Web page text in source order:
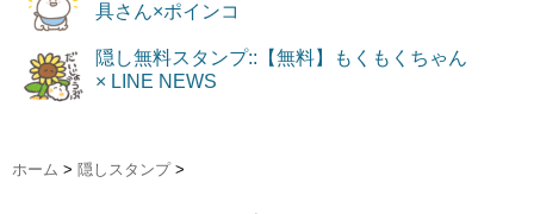
具さん×ポインコ
隠し無料スタンプ::【無料】もくもくちゃん
× LINE NEWS
ホーム > 隠しスタンプ >